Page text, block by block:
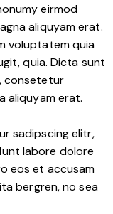
eirmod
aliquyam erat.
voluptatem quia
quia. Dicta sunt
consetetur
aliquyam erat.
sadipscing elitr,
labore dolore
eos et accusam
bergren, no sea